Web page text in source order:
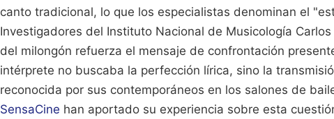
canto tradicional, lo que los especialistas denominan el
Investigadores del Instituto Nacional de Musicología
del milongón refuerza el mensaje de confrontación
intérprete no buscaba la perfección lírica, sino la
reconocida por sus contemporáneos en los salones de
SensaCine han aportado su experiencia sobre esta